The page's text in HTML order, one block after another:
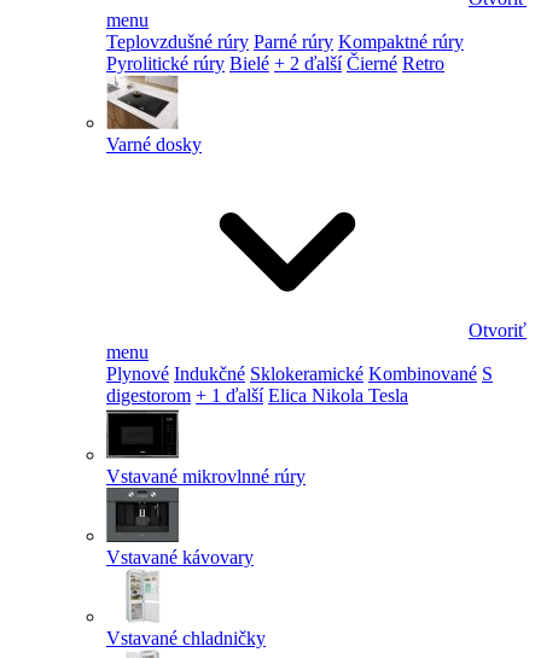
menu
Teplovzdušné rúry Parné rúry Kompaktné rúry
Pyrolitické rúry Bielé + 2 ďalší Čierné Retro
Varné dosky
Otvoriť
menu
Plynové Indukčné Sklokeramické Kombinované S
digestorom + 1 ďalší Elica Nikola Tesla
Vstavané mikrovlnné rúry
Vstavané kávovary
Vstavané chladničky